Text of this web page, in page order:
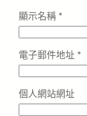
顯示名稱 *
電子郵件地址 *
個人網站網址